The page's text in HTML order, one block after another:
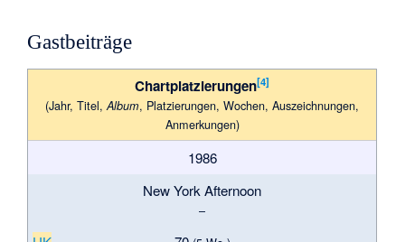
Gastbeiträge
Chartplatzierungen[4]
(Jahr, Titel,Album, Plat­zie­rungen, Wo­chen, Aus­zeich­nungen,
Anmer­kungen)
1986
New York Afternoon
–